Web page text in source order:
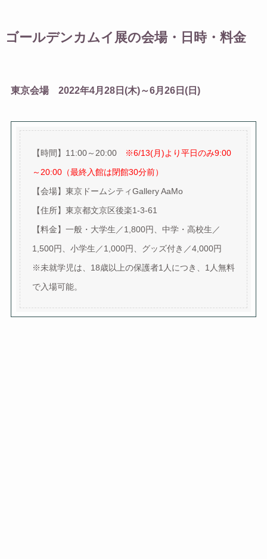
ゴールデンカムイ展の会場・日時・料金
東京会場 2022年4月28日(木)～6月26日(日)
【時間】11:00～20:00
※6/13(月)より平日のみ9:00
～20:00（最終入館は閉館30分前）
【会場】東京ドームシティGallery AaMo
【住所】東京都文京区後楽1-3-61
【料金】一般・大学生／1,800円、中学・高校生／
1,500円、小学生／1,000円、グッズ付き／4,000円
※未就学児は、18歳以上の保護者1人につき、1人無料
で入場可能。